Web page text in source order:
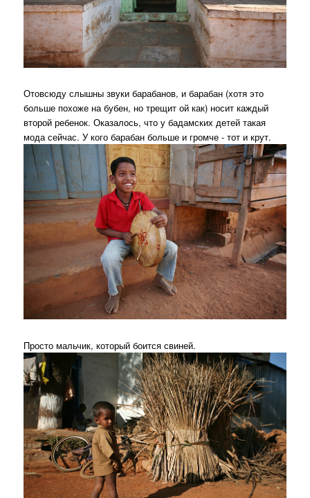
Отовсюду слышны звуки барабанов, и барабан (хотя это
больше похоже на бубен, но трещит ой как) носит каждый
второй ребенок. Оказалось, что у бадамских детей такая
мода сейчас. У кого барабан больше и громче - тот и крут.
Просто мальчик, который боится свиней.